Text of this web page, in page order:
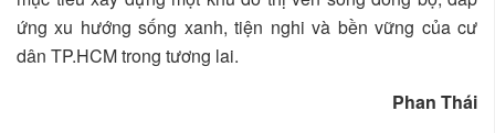
ứng xu hướng sống xanh, tiện nghi và bền vững của cư
dân TP.HCM trong tương lai.
Phan Thái